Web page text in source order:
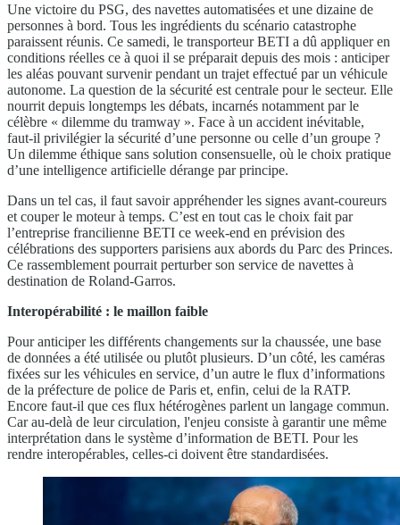
Une victoire du PSG, des navettes automatisées et une dizaine de
personnes à bord. Tous les ingrédients du scénario catastrophe
paraissent réunis. Ce samedi, le transporteur BETI a dû appliquer en
conditions réelles ce à quoi il se préparait depuis des mois : anticiper
les aléas pouvant survenir pendant un trajet effectué par un véhicule
autonome. La question de la sécurité est centrale pour le secteur. Elle
nourrit depuis longtemps les débats, incarnés notamment par le
célèbre « dilemme du tramway ». Face à un accident inévitable,
faut-il privilégier la sécurité d’une personne ou celle d’un groupe ?
Un dilemme éthique sans solution consensuelle, où le choix pratique
d’une intelligence artificielle dérange par principe.
Dans un tel cas, il faut savoir appréhender les signes avant-coureurs
et couper le moteur à temps. C’est en tout cas le choix fait par
l’entreprise francilienne BETI ce week-end en prévision des
célébrations des supporters parisiens aux abords du Parc des Princes.
Ce rassemblement pourrait perturber son service de navettes à
destination de Roland-Garros.
Interopérabilité : le maillon faible
Pour anticiper les différents changements sur la chaussée, une base
de données a été utilisée ou plutôt plusieurs. D’un côté, les caméras
fixées sur les véhicules en service, d’un autre le flux d’informations
de la préfecture de police de Paris et, enfin, celui de la RATP.
Encore faut-il que ces flux hétérogènes parlent un langage commun.
Car au-delà de leur circulation, l'enjeu consiste à garantir une même
interprétation dans le système d’information de BETI. Pour les
rendre interopérables, celles-ci doivent être standardisées.